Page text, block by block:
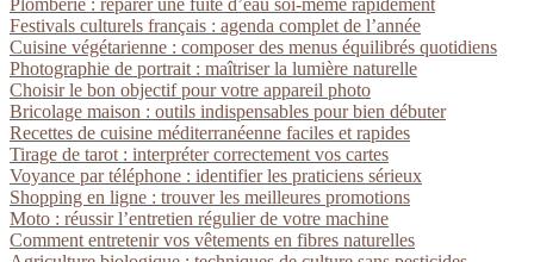
Plomberie : réparer une fuite d’eau soi-même rapidement
Festivals culturels français : agenda complet de l’année
Cuisine végétarienne : composer des menus équilibrés quotidiens
Photographie de portrait : maîtriser la lumière naturelle
Choisir le bon objectif pour votre appareil photo
Bricolage maison : outils indispensables pour bien débuter
Recettes de cuisine méditerranéenne faciles et rapides
Tirage de tarot : interpréter correctement vos cartes
Voyance par téléphone : identifier les praticiens sérieux
Shopping en ligne : trouver les meilleures promotions
Moto : réussir l’entretien régulier de votre machine
Comment entretenir vos vêtements en fibres naturelles